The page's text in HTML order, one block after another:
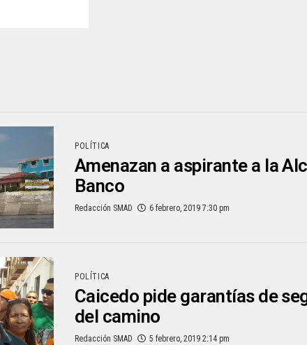
POLÍTICA
Amenazan a aspirante a la
Banco
Redacción SMAD 6 febrero, 2019 7:30 pm
POLÍTICA
Caicedo pide garantías de
del camino
Redacción SMAD 5 febrero, 2019 2:14 pm